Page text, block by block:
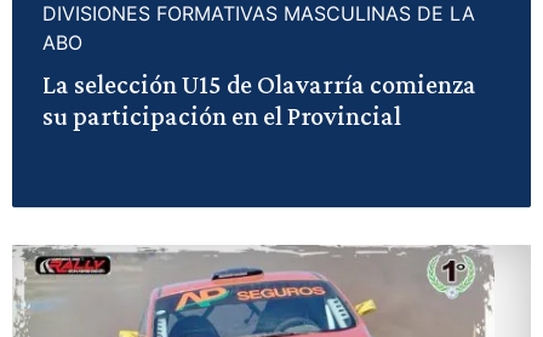
DIVISIONES FORMATIVAS MASCULINAS DE LA
ABO
La selección U15 de Olavarría comienza
su participación en el Provincial